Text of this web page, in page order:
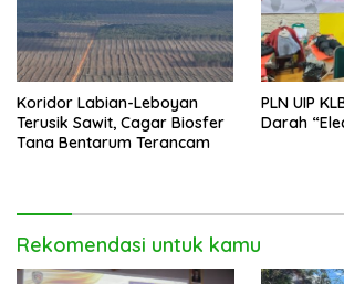
Koridor Labian-Leboyan
Terusik Sawit, Cagar Biosfer
Tana Bentarum Terancam
PLN UIP
Darah
Rekomendasi untuk kamu